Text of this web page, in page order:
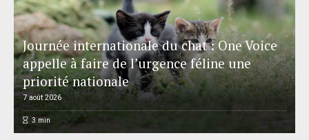
Journée internationale du chat : One Voice
appelle à faire de l’urgence féline une
priorité nationale
7 août 2026
3 min